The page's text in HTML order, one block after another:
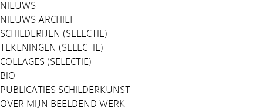
NIEUWS
NIEUWS ARCHIEF
SCHILDERIJEN (SELECTIE)
TEKENINGEN (SELECTIE)
COLLAGES (SELECTIE)
BIO
PUBLICATIES SCHILDERKUNST
OVER MIJN BEELDEND WERK